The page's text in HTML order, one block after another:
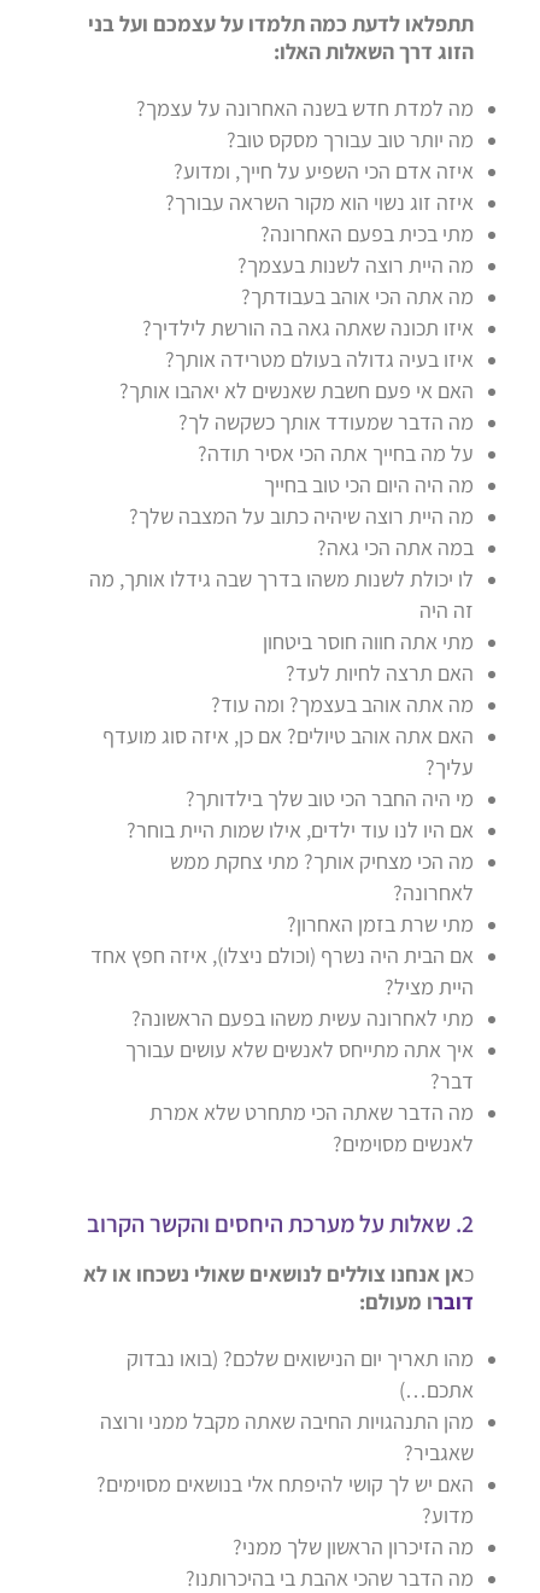
תתפלאו לדעת כמה תלמדו על עצמכם ועל בני
הזוג דרך השאלות האלו:
מה למדת חדש בשנה האחרונה על עצמך?
מה יותר טוב עבורך מסקס טוב?
איזה אדם הכי השפיע על חייך, ומדוע?
איזה זוג נשוי הוא מקור השראה עבורך?
מתי בכית בפעם האחרונה?
מה היית רוצה לשנות בעצמך?
מה אתה הכי אוהב בעבודתך?
איזו תכונה שאתה גאה בה הורשת לילדיך?
איזו בעיה גדולה בעולם מטרידה אותך?
האם אי פעם חשבת שאנשים לא יאהבו אותך?
מה הדבר שמעודד אותך כשקשה לך?
על מה בחייך אתה הכי אסיר תודה?
מה היה היום הכי טוב בחייך
מה היית רוצה שיהיה כתוב על המצבה שלך?
במה אתה הכי גאה?
לו יכולת לשנות משהו בדרך שבה גידלו אותך, מה
זה היה
מתי אתה חווה חוסר ביטחון
האם תרצה לחיות לעד?
מה אתה אוהב בעצמך? ומה עוד?
האם אתה אוהב טיולים? אם כן, איזה סוג מועדף
עליך?
מי היה החבר הכי טוב שלך בילדותך?
אם היו לנו עוד ילדים, אילו שמות היית בוחר?
מה הכי מצחיק אותך? מתי צחקת ממש
לאחרונה?
מתי שרת בזמן האחרון?
אם הבית היה נשרף (וכולם ניצלו), איזה חפץ אחד
היית מציל?
מתי לאחרונה עשית משהו בפעם הראשונה?
איך אתה מתייחס לאנשים שלא עושים עבורך
דבר?
מה הדבר שאתה הכי מתחרט שלא אמרת
לאנשים מסוימים?
2. שאלות על מערכת היחסים והקשר הקרוב
כאן אנחנו צוללים לנושאים שאולי נשכחו או לא
דוברו מעולם:
מהו תאריך יום הנישואים שלכם? (בואו נבדוק
אתכם…)
מהן התנהגויות החיבה שאתה מקבל ממני ורוצה
שאגביר?
האם יש לך קושי להיפתח אלי בנושאים מסוימים?
מדוע?
מה הזיכרון הראשון שלך ממני?
מה הדבר שהכי אהבת בי בהיכרותנו?